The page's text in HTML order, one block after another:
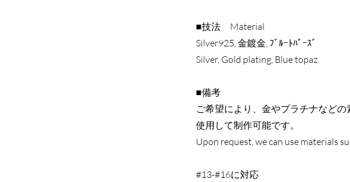
■技法 Material
Silver925, 金鍍金, ﾌﾞﾙｰﾄﾊﾟｰｽﾞ
Silver, Gold plating, Blue topaz
■備考
ご希望により、金やプラチナなど
使用して制作可能です。
Upon request, we can use materials
#13-#16に対応